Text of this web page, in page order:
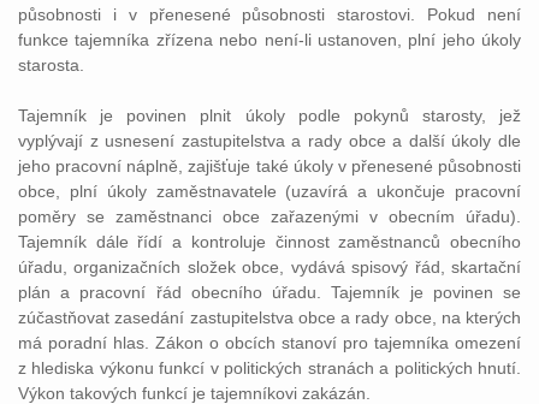
působnosti i v přenesené působnosti starostovi. Pokud není
funkce tajemníka zřízena nebo není-li ustanoven, plní jeho úkoly
starosta.
Tajemník je povinen plnit úkoly podle pokynů starosty, jež
vyplývají z usnesení zastupitelstva a rady obce a další úkoly dle
jeho pracovní náplně, zajišťuje také úkoly v přenesené působnosti
obce, plní úkoly zaměstnavatele (uzavírá a ukončuje pracovní
poměry se zaměstnanci obce zařazenými v obecním úřadu).
Tajemník dále řídí a kontroluje činnost zaměstnanců obecního
úřadu, organizačních složek obce, vydává spisový řád, skartační
plán a pracovní řád obecního úřadu. Tajemník je povinen se
zúčastňovat zasedání zastupitelstva obce a rady obce, na kterých
má poradní hlas. Zákon o obcích stanoví pro tajemníka omezení
z hlediska výkonu funkcí v politických stranách a politických hnutí.
Výkon takových funkcí je tajemníkovi zakázán.